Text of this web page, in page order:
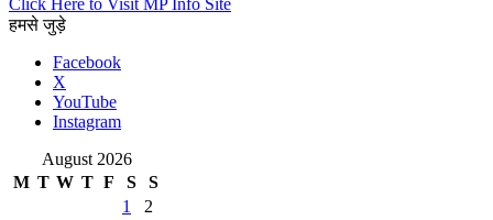
Click Here to Visit MP Info Site
हमसे जुड़े
Facebook
X
YouTube
Instagram
August 2026
M T W T F S
S
1
2